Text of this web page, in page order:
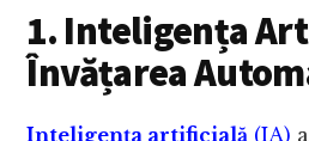
1. Inteligența
Învățarea
Inteligența artificială (IA)